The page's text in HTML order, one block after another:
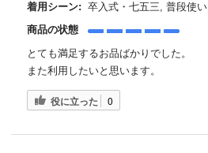
着用シーン: 卒入式・七五三, 普段使い
商品の状態
とても満足するお品ばかりでした。
また利用したいと思います。
役に立った 0